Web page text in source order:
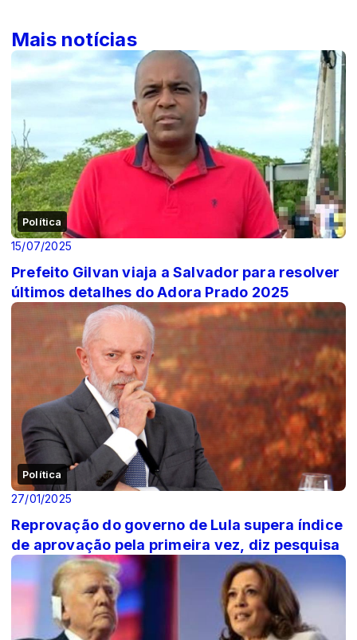
Mais notícias
Política
15/07/2025
Prefeito Gilvan viaja a Salvador para resolver
últimos detalhes do Adora Prado 2025
Política
27/01/2025
Reprovação do governo de Lula supera índice
de aprovação pela primeira vez, diz pesquisa